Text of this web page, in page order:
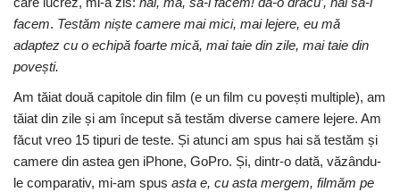
facem. Testăm niște camere mai mici, mai lejere, eu mă
adaptez cu o echipă foarte mică, mai taie din zile, mai taie din
povești.
Am tăiat două capitole din film (e un film cu povești multiple), am
tăiat din zile și am început să testăm diverse camere lejere. Am
făcut vreo 15 tipuri de teste. Și atunci am spus hai să testăm și
camere din astea gen iPhone, GoPro. Și, dintr-o dată, văzându-
le comparativ, mi-am spus asta e, cu asta mergem, filmăm pe